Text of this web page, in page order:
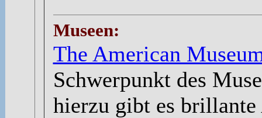
Museen:
The American
Schwerpunkt des
hierzu gibt es brillante